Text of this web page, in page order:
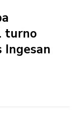
turno
Ingesan